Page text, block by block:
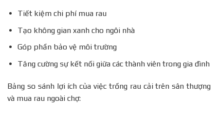
Tiết kiệm chi phí mua rau
Tạo không gian xanh cho ngôi nhà
Góp phần bảo vệ môi trường
Tăng cường sự kết nối giữa các thành viên trong gia đình
Bảng so sánh lợi ích của việc trồng rau cải trên sân thượng
và mua rau ngoài chợ: